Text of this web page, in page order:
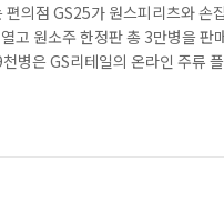
편의점 GS25가 원스피리츠와
고 원소주 한정판 총 3만병을
병은 GS리테일의 온라인 주류
인에서도 판매가 가능합니다. 많
감한 사안입니다. 이를 방지하기